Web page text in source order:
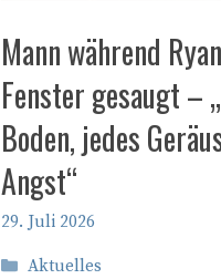
Mann während
Fenster gesaugt –
Boden, jedes
Angst“
29. Juli 2026
Kategorien
Aktuelles